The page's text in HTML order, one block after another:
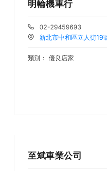
明輪機車行
02-29459693
新北市中和區立人街19
類別： 優良店家
至斌車業公司